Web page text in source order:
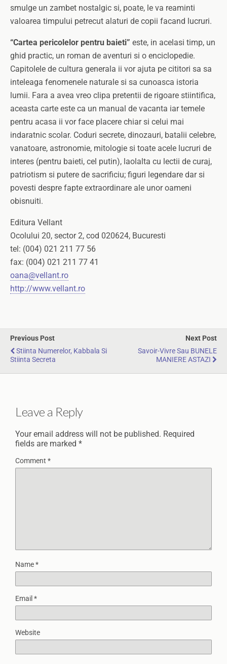
smulge un zambet nostalgic si, poate, le va reaminti
valoarea timpului petrecut alaturi de copii facand lucruri.
“Cartea pericolelor pentru baieti” este, in acelasi timp, un
ghid practic, un roman de aventuri si o enciclopedie.
Capitolele de cultura generala ii vor ajuta pe cititori sa sa
inteleaga fenomenele naturale si sa cunoasca istoria
lumii. Fara a avea vreo clipa pretentii de rigoare stiintifica,
aceasta carte este ca un manual de vacanta iar temele
pentru acasa ii vor face placere chiar si celui mai
indaratnic scolar. Coduri secrete, dinozauri, batalii celebre,
vanatoare, astronomie, mitologie si toate acele lucruri de
interes (pentru baieti, cel putin), laolalta cu lectii de curaj,
patriotism si putere de sacrificiu; figuri legendare dar si
povesti despre fapte extraordinare ale unor oameni
obisnuiti.
Editura Vellant
Ocolului 20, sector 2, cod 020624, Bucuresti
tel: (004) 021 211 77 56
fax: (004) 021 211 77 41
oana@vellant.ro
http://www.vellant.ro
Previous Post
Stiinta Numerelor, Kabbala Si
Stiinta Secreta
Next Post
Savoir-Vivre Sau BUNELE
MANIERE ASTAZI
Leave a Reply
Your email address will not be published. Required
fields are marked *
Comment *
Name*
Email *
Website